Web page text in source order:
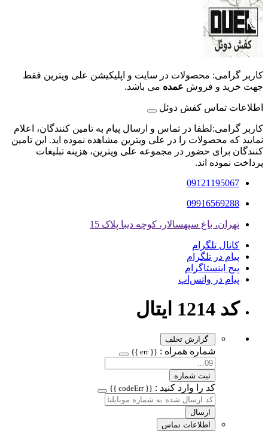
کاربر گرامی: محصولات در سایت و اپلیکیشن علی ویترین فقط
جهت خرید و فروش عمده می باشد.
اطلاعات تماس کفش دوئل
کاربر گرامی:لطفا در تماس و ارسال پیام به تامین کنندگان، اعلام
نمایید که محصولات را در علی ویترین مشاهده نموده اید. این تامین
کنندگان برای حضور در مجموعه علی ویترین، هزینه تبلیغات
پرداخت نموده اند.
09121195067
09916569288
تهران، باغ سپهسالار، کوچه دیبا پلاک 15
کانال تلگرام
پیام در تلگرام
پیج اینستاگرام
پیام در واتس‌اپ
کد 1214 ایتال
گزارش تخلف
شماره همراه : {{ err }}
ثبت شماره
کد را وارد کنید : {{ codeErr }}
ارسال
اطلاعات تماس